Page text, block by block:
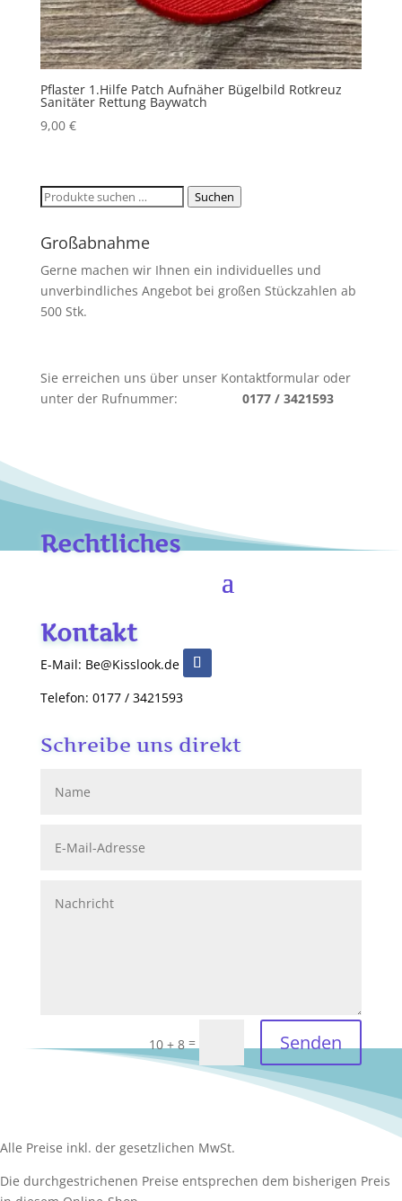
Pflaster 1.Hilfe Patch Aufnäher Bügelbild Rotkreuz
Sanitäter Rettung Baywatch
9,00 €
Suchen
Suchen
Großabnahme
Gerne machen wir Ihnen ein individuelles und
unverbindliches Angebot bei großen Stückzahlen ab
500 Stk.
Sie erreichen uns über unser Kontaktformular oder
unter der Rufnummer: 0177 / 3421593
Rechtliches
Kontakt
E-Mail: Be@Kisslook.de
Telefon: 0177 / 3421593
Schreibe uns direkt
10 + 8 = Senden
Alle Preise inkl. der gesetzlichen MwSt.
Die durchgestrichenen Preise entsprechen dem bisherigen Preis